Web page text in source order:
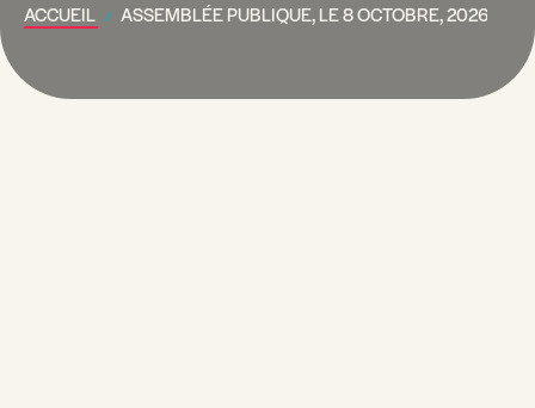
ACCUEIL ASSEMBLÉE PUBLIQUE, LE 8 OCTOBRE, 2026